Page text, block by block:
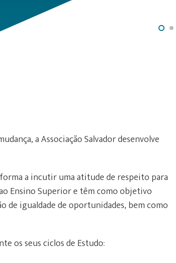
a Associação Salvador desenvolve
a incutir uma atitude de respeito para
Ensino Superior e têm como objetivo
de igualdade de oportunidades, bem como
os seus ciclos de Estudo: